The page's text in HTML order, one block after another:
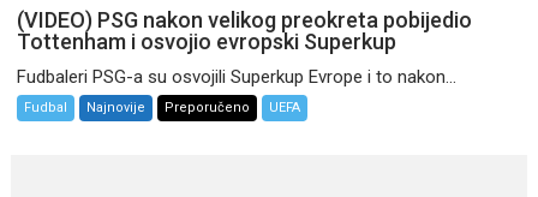
(VIDEO) PSG nakon velikog preokreta pobijedio
Tottenham i osvojio evropski Superkup
Fudbaleri PSG-a su osvojili Superkup Evrope i to nakon...
Fudbal Najnovije Preporučeno UEFA